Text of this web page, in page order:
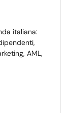
italiana:
AML,